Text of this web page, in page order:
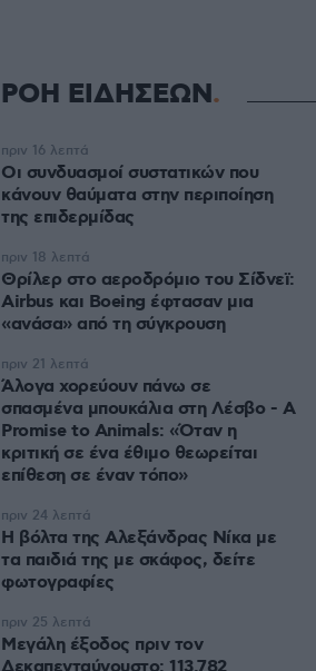
ΡΟΗ ΕΙΔΗΣΕΩΝ
Οι συνδυασμοί συστατικών που
κάνουν θαύματα στην περιποίηση
της επιδερμίδας
πριν 16 λεπτά
Θρίλερ στο αεροδρόμιο του Σίδνεϊ:
Airbus και Boeing έφτασαν μια
«ανάσα» από τη σύγκρουση
πριν 18 λεπτά
Άλογα χορεύουν πάνω σε
σπασμένα μπουκάλια στη Λέσβο - A
Promise to Animals: «Όταν η
κριτική σε ένα έθιμο θεωρείται
επίθεση σε έναν τόπο»
πριν 21 λεπτά
Η βόλτα της Αλεξάνδρας Νίκα με
τα παιδιά της με σκάφος, δείτε
φωτογραφίες
πριν 24 λεπτά
Μεγάλη έξοδος πριν τον
πριν 25 λεπτά